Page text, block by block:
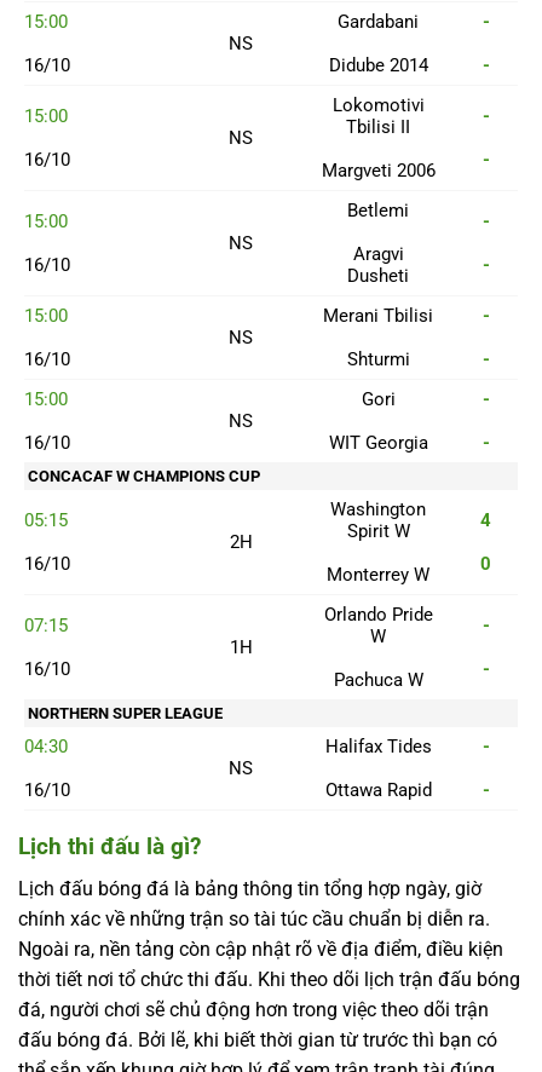
15:00
16/10
NS
Gardabani
Didube 2014
-
-
15:00
16/10
NS
Lokomotivi
Tbilisi II
Margveti 2006
-
-
15:00
16/10
NS
Betlemi
Aragvi
Dusheti
-
-
15:00
16/10
NS
Merani Tbilisi
Shturmi
-
-
15:00
16/10
NS
Gori
WIT Georgia
-
-
CONCACAF W CHAMPIONS CUP
05:15
16/10
2H
Washington
Spirit W
Monterrey W
4
0
07:15
16/10
1H
Orlando Pride
W
Pachuca W
-
-
NORTHERN SUPER LEAGUE
04:30
16/10
NS
Halifax Tides
Ottawa Rapid
-
-
Lịch thi đấu là gì?
Lịch đấu bóng đá là bảng thông tin tổng hợp ngày, giờ
chính xác về những trận so tài túc cầu chuẩn bị diễn ra.
Ngoài ra, nền tảng còn cập nhật rõ về địa điểm, điều kiện
thời tiết nơi tổ chức thi đấu. Khi theo dõi lịch trận đấu bóng
đá, người chơi sẽ chủ động hơn trong việc theo dõi trận
đấu bóng đá. Bởi lẽ, khi biết thời gian từ trước thì bạn có